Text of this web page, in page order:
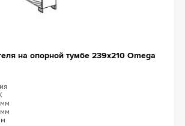
на опорной тумбе 239х210 Omega